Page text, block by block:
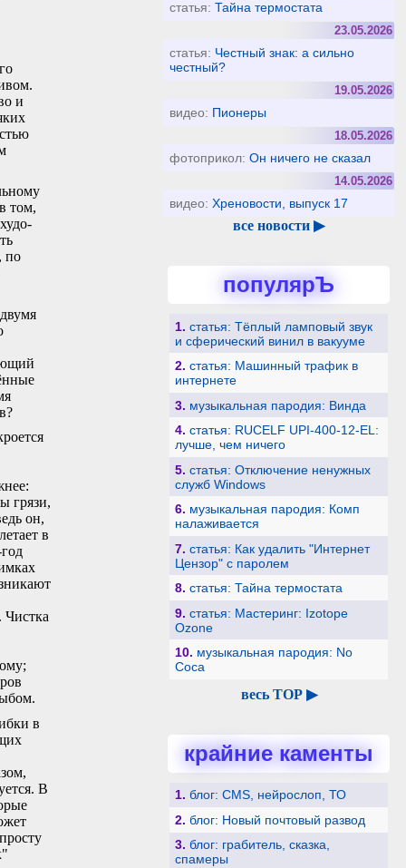
и
том,
по
грязи,
он,
в
Чистка
в
В
статья:Тайна термостата
23.05.2026
статья: Честный знак: а сильно
честный?
19.05.2026
видео: Пионеры
18.05.2026
фотоприкол:Он ничего не сказал
14.05.2026
видео:Хреновости, выпуск 17
все новости ▶
популярЪ
1. статья: Тёплый ламповый звук
и сферический винил в вакууме
2. статья: Машинный трафик в
интернете
3. музыкальная пародия: Винда
4. статья: RUCELF UPI-400-12-EL:
лучше, чем ничего
5. статья: Отключение ненужных
служб Windows
6. музыкальная пародия: Комп
налаживается
7. статья: Как удалить "Интернет
Цензор" с паролем
8. статья: Тайна термостата
9. статья: Мастеринг: Izotope
Ozone
10. музыкальная пародия: No
Coca
весь TOP ▶
крайние каменты
1. блог: CMS, нейрослоп, ТО
2. блог: Новый почтовый развод
3. блог: грабитель, сказка,
спамеры